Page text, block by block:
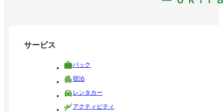
サービス
パック
宿泊
レンタカー
アクティビティ